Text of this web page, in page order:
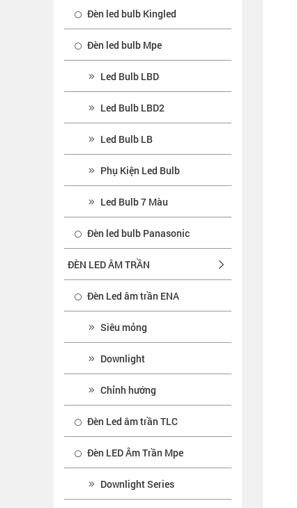
Đèn led bulb Kingled
Đèn led bulb Mpe
Led Bulb LBD
Led Bulb LBD2
Led Bulb LB
Phụ Kiện Led Bulb
Led Bulb 7 Màu
Đèn led bulb Panasonic
ĐÈN LED ÂM TRẦN
Đèn Led âm trần ENA
Siêu mỏng
Downlight
Chỉnh hướng
Đèn Led âm trần TLC
Đèn LED Âm Trần Mpe
Downlight Series